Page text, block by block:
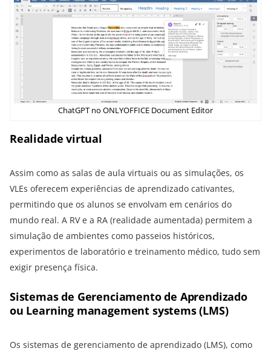
ChatGPT no ONLYOFFICE Document Editor
Realidade virtual
Assim como as salas de aula virtuais ou as simulações, os
VLEs oferecem experiências de aprendizado cativantes,
permitindo que os alunos se envolvam em cenários do
mundo real. A RV e a RA (realidade aumentada) permitem a
simulação de ambientes como passeios históricos,
experimentos de laboratório e treinamento médico, tudo sem
exigir presença física.
Sistemas de Gerenciamento de Aprendizado
ou Learning management systems (LMS)
Os sistemas de gerenciamento de aprendizado (LMS), como